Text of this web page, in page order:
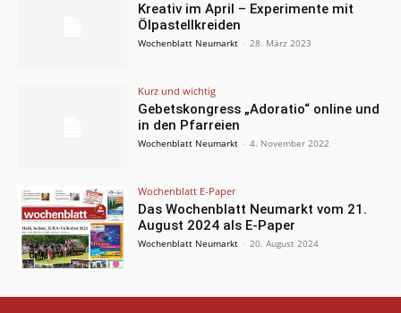
Kreativ im April – Experimente mit
Ölpastellkreiden
Wochenblatt Neumarkt - 28. März 2023
Kurz und wichtig
Gebetskongress „Adoratio“ online und
in den Pfarreien
Wochenblatt Neumarkt - 4. November 2022
Wochenblatt E-Paper
Das Wochenblatt Neumarkt vom 21.
August 2024 als E-Paper
Wochenblatt Neumarkt - 20. August 2024